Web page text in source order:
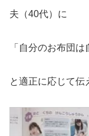
夫（40代）に
「自分のお布団
と適正に応じて伝